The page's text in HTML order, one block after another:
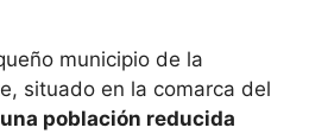
municipio de la
situado en la comarca del
una población reducida